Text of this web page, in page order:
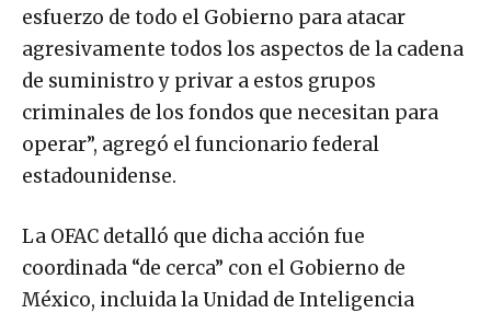
esfuerzo de todo el Gobierno para atacar
agresivamente todos los aspectos de la cadena
de suministro y privar a estos grupos
criminales de los fondos que necesitan para
operar”, agregó el funcionario federal
estadounidense.
La OFAC detalló que dicha acción fue
coordinada “de cerca” con el Gobierno de
México, incluida la Unidad de Inteligencia